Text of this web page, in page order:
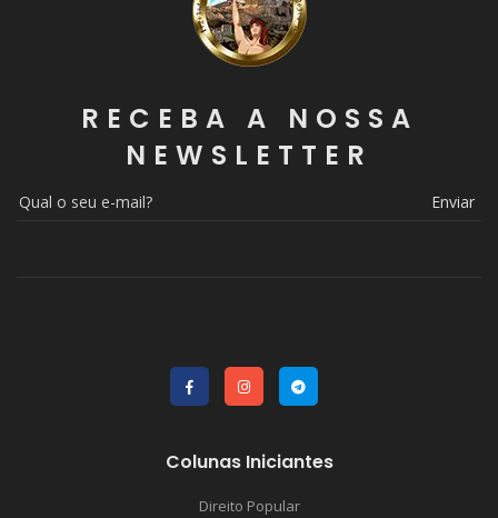
RECEBA A NOSSA
NEWSLETTER
Enviar
Colunas Iniciantes
Direito Popular